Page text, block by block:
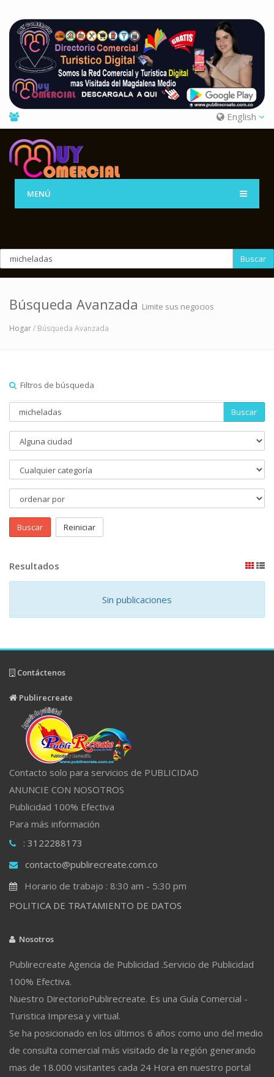
English
MENÚ
Buscar
Búsqueda Avanzada Limite sus negocios
Hogar/ Búsqueda Avanzada
Filtros de búsqueda
Buscar
Buscar Reiniciar
Resultados
Sin publicaciones
Contáctenos
Publirecreate
Contacto solo para servicios de PUBLICIDAD
ANUNCIE CON NOSOTROS
Publicidad 100% Efectiva
Para más información
: 3122288173
contacto@publirecreate.com.co
Horario de trabajo : 8:30 am - 5:30 pm
POLITICA DE TRATAMIENTO DE DATOS
Nosotros
Publirecreate Agencia de Publicidad .Servicio de Publicidad
100% Efectiva.
Nuestro DirectorioPublirecreate. Es una Guía Comercial -
Turistica Impresa y virtual.
Se ha posicionado en los últimos 6 años como uno del medio
de consulta comercial más visitado de la región generando
mas de 18.000 visitantes cada 24 Hora en nuestro portal